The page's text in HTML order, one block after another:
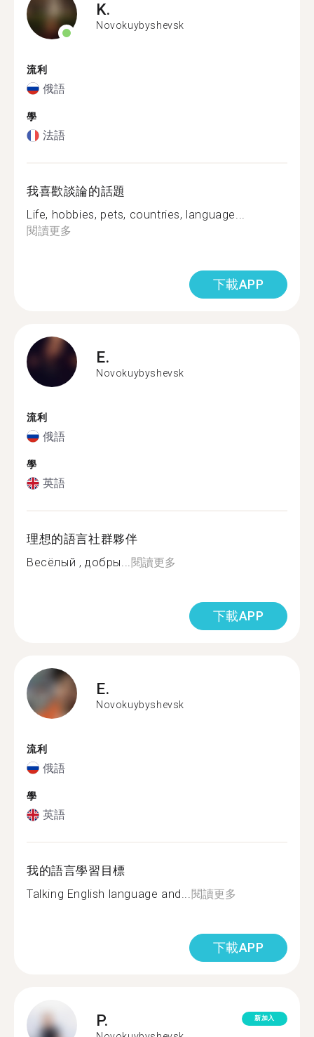
K.
Novokuybyshevsk
流利
俄語
學
法語
我喜歡談論的話題
Life, hobbies, pets, countries, language...
閱讀更多
下載APP
E.
Novokuybyshevsk
流利
俄語
學
英語
理想的語言社群夥伴
Весёлый , добры...閱讀更多
下載APP
E.
Novokuybyshevsk
流利
俄語
學
英語
我的語言學習目標
Talking English language and...閱讀更多
下載APP
P. 新加入